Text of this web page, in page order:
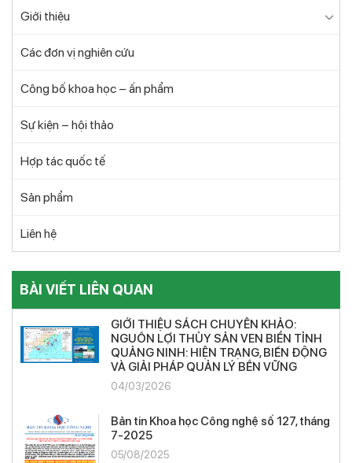
Giới thiệu
Các đơn vị nghiên cứu
Công bố khoa học – ấn phẩm
Sự kiện – hội thảo
Hợp tác quốc tế
Sản phẩm
Liên hệ
BÀI VIẾT LIÊN QUAN
GIỚI THIỆU SÁCH CHUYÊN KHẢO:
NGUỒN LỢI THỦY SẢN VEN BIỂN TỈNH
QUẢNG NINH: HIỆN TRẠNG, BIẾN ĐỘNG
VÀ GIẢI PHÁP QUẢN LÝ BỀN VỮNG
04/03/2026
Bản tin Khoa học Công nghệ số 127, tháng
7-2025
05/08/2025